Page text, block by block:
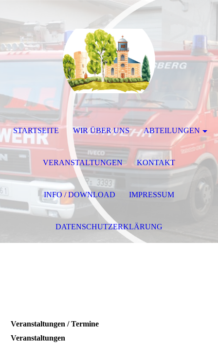
Veranstaltungen / Termine
Veranstaltungen
STARTSEITE WIR ÜBER UNS ABTEILUNGEN
VERANSTALTUNGEN KONTAKT
INFO / DOWNLOAD IMPRESSUM
DATENSCHUTZERKLÄRUNG